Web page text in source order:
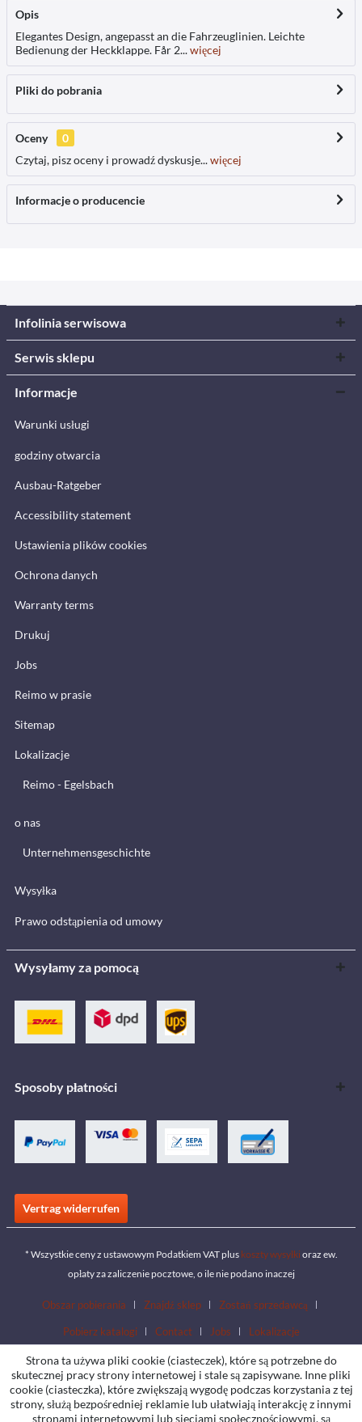
Opis
Elegantes Design, angepasst an die Fahrzeuglinien. Leichte
Bedienung der Heckklappe. Får 2...więcej
Pliki do pobrania
Oceny
0
Czytaj, pisz oceny i prowadź dyskusje...więcej
Informacje o producencie
Infolinia serwisowa
Serwis sklepu
Informacje
Warunki usługi
godziny otwarcia
Ausbau-Ratgeber
Accessibility statement
Ustawienia plików cookies
Ochrona danych
Warranty terms
Drukuj
Jobs
Reimo w prasie
Sitemap
Lokalizacje
Reimo - Egelsbach
o nas
Unternehmensgeschichte
Wysyłka
Prawo odstąpienia od umowy
Wysyłamy za pomocą
Sposoby płatności
Vertrag widerrufen
* Wszystkie ceny z ustawowym Podatkiem VAT plus koszty wysyłki oraz ew.
opłaty za zaliczenie pocztowe, o ile nie podano inaczej
Obszar pobierania Znajdź sklep Zostań sprzedawcą
Pobierz katalogi Contact Jobs Lokalizacje
Strona ta używa pliki cookie (ciasteczek), które są potrzebne do
skutecznej pracy strony internetowej i stale są zapisywane. Inne pliki
cookie (ciasteczka), które zwiększają wygodę podczas korzystania z tej
strony, służą bezpośredniej reklamie lub ułatwiają interakcję z innymi
stronami internetowymi lub sieciami społecznościowymi, są